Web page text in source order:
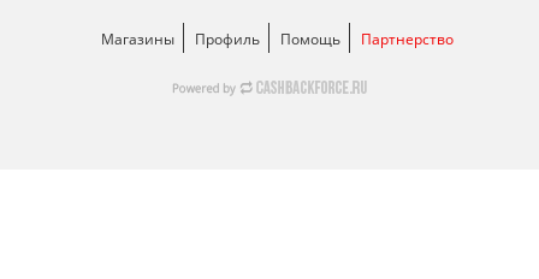
Магазины Профиль Помощь Партнерство